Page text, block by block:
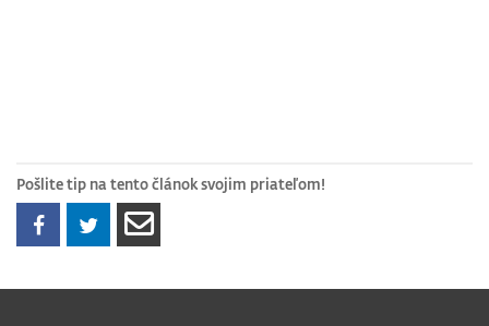
Pošlite tip na tento článok svojim priateľom!